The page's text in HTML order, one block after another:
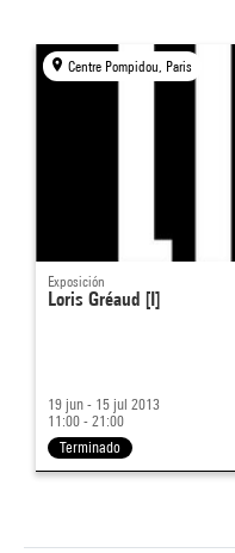
Centre Pompidou, Paris
Exposición
Loris Gréaud [I]
19 jun - 15 jul 2013
11:00 - 21:00
Terminado